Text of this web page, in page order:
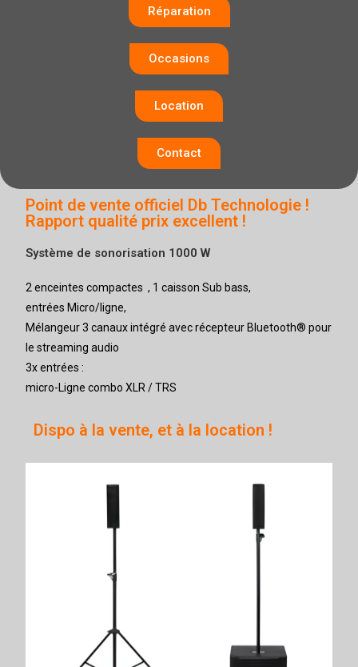
Réparation
Occasions
Location
Contact
Point de vente officiel Db Technologie !
Rapport qualité prix excellent !
Système de sonorisation 1000 W
2 enceintes compactes , 1 caisson Sub bass,
entrées Micro/ligne,
Mélangeur 3 canaux intégré avec récepteur Bluetooth® pour
le streaming audio
3x entrées :
micro-Ligne combo XLR / TRS
Dispo à la vente, et à la location !